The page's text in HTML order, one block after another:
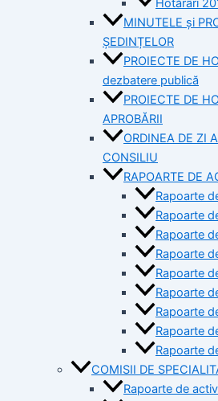
MINUTELE și
ȘEDINȚELOR
PROIECTE DE
dezbatere publică
PROIECTE DE
APROBĂRII
ORDINEA DE ZI
CONSILIU
RAPOARTE DE
Rapoarte
Rapoarte
Rapoarte
Rapoarte
Rapoarte
Rapoarte
Rapoarte
Rapoarte
Rapoarte
COMISII DE
Rapoarte de